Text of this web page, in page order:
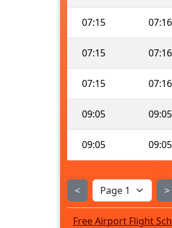
07:15 07:16
07:15 07:16
07:15 07:16
09:05 09:05
09:05 09:05
< >
Free Airport Flight